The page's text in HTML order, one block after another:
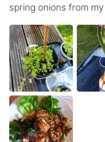
العربية
Deutsch 日
한국어
ไทย
Italiano
Português
spring onions from